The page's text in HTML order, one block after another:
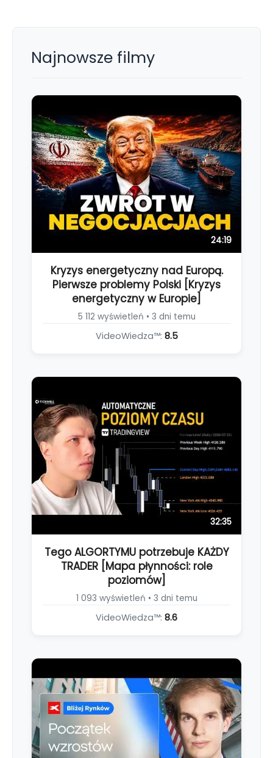
Najnowsze filmy
24:19
Kryzys energetyczny nad Europą.
Pierwsze problemy Polski [Kryzys
energetyczny w Europie]
5 112 wyświetleń • 3 dni temu
VideoWiedza™: 8.5
32:35
Tego ALGORTYMU potrzebuje KAŻDY
TRADER [Mapa płynności: role
poziomów]
1 093 wyświetleń • 3 dni temu
VideoWiedza™: 8.6